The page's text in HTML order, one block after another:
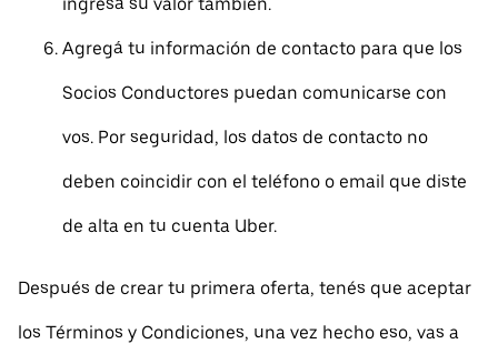
Agregá tu información de contacto para que los
Socios Conductores puedan comunicarse con
vos. Por seguridad, los datos de contacto no
deben coincidir con el teléfono o email que diste
de alta en tu cuenta Uber.
Después de crear tu primera oferta, tenés que aceptar
los Términos y Condiciones, una vez hecho eso, vas a